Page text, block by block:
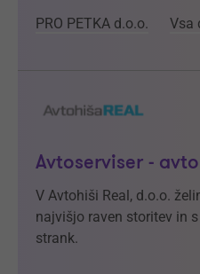
PRO PETKA d.o.o. Vsa
Avtoserviser -
V Avtohiši Real, d.o.o.
najvišjo raven storitev in
strank.